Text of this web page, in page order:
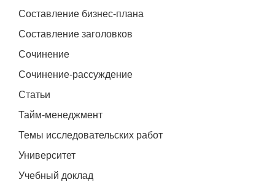
Составление бизнес-плана
Составление заголовков
Сочинение
Сочинение-рассуждение
Статьи
Тайм-менеджмент
Темы исследовательских работ
Университет
Учебный доклад